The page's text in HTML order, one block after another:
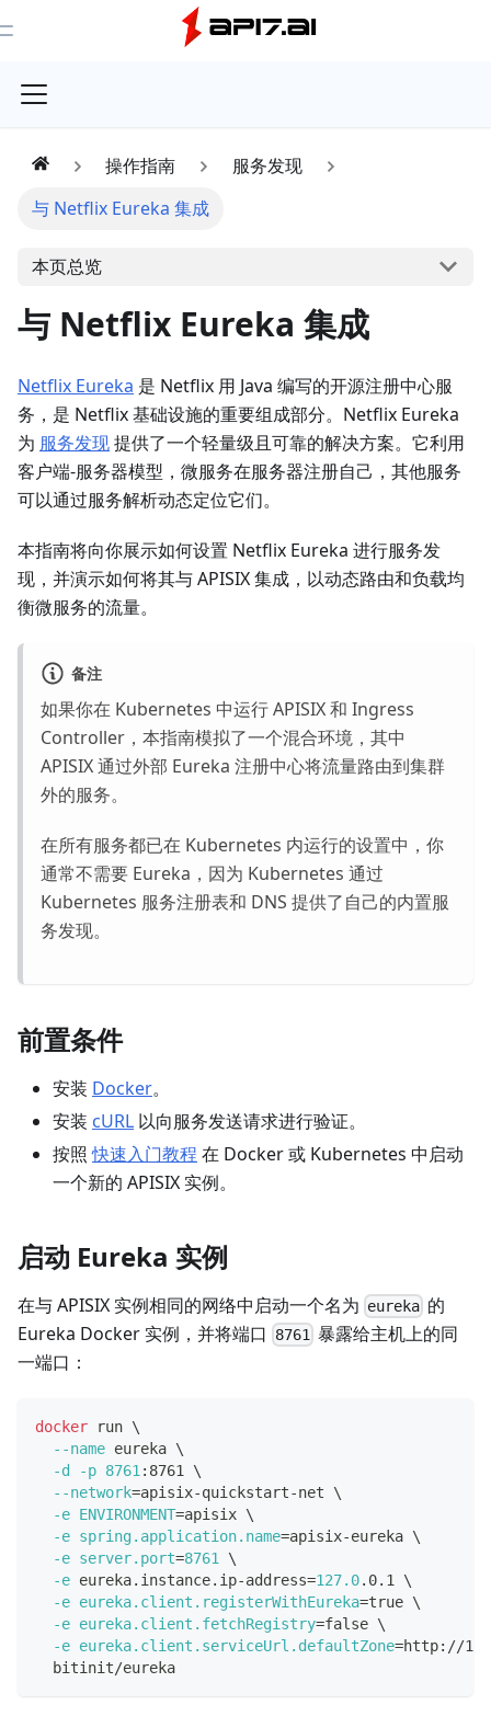
Toggle Menu
操作指南
服务发现
与 Netflix Eureka 集成
本页总览
与 Netflix Eureka 集成
Netflix Eureka 是 Netflix 用 Java 编写的开源注册中心服
务，是 Netflix 基础设施的重要组成部分。Netflix Eureka
为 服务发现提供了一个轻量级且可靠的解决方案。它利用
客户端-服务器模型，微服务在服务器注册自己，其他服务
可以通过服务解析动态定位它们。
本指南将向你展示如何设置 Netflix Eureka 进行服务发
现，并演示如何将其与 APISIX 集成，以动态路由和负载均
衡微服务的流量。
备注
如果你在 Kubernetes 中运行 APISIX 和 Ingress
Controller，本指南模拟了一个混合环境，其中
APISIX 通过外部 Eureka 注册中心将流量路由到集群
外的服务。
在所有服务都已在 Kubernetes 内运行的设置中，你
通常不需要 Eureka，因为 Kubernetes 通过
Kubernetes 服务注册表和 DNS 提供了自己的内置服
务发现。
前置条件
安装 Docker。
安装 cURL 以向服务发送请求进行验证。
按照快速入门教程 在 Docker 或 Kubernetes 中启动
一个新的 APISIX 实例。
启动 Eureka 实例
在与 APISIX 实例相同的网络中启动一个名为 eureka 的
Eureka Docker 实例，并将端口
8761 暴露给主机上的同
一端口：
docker run \
--name eureka \
-d
-p 8761 :8761 \
--network=apisix-quickstart-net \
-e ENVIRONMENT=apisix \
-e spring.application.name=apisix-eureka \
-e server.port=8761
\
-e eureka.instance.ip-address=127.0.0.1 \
-e eureka.client.registerWithEureka=true \
-e eureka.client.fetchRegistry=false \
-e eureka.client.serviceUrl.defaultZone=http://
  bitinit/eureka